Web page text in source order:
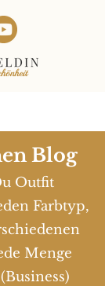
Blog
Outfit
Farbtyp,
Menge